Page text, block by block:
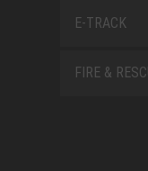
E-TRACK
FIRE &